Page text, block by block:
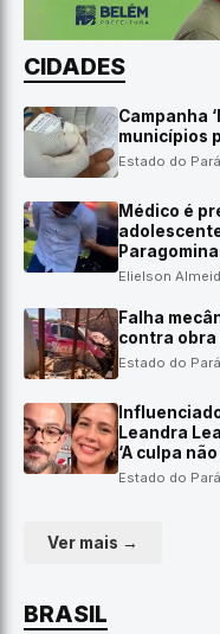
CIDADES
Campanha
municípios
Estado do
Médico é
Elielson
Falha
contra obra
Estado do
Leandra
‘A culpa
Estado do
Ver mais →
BRASIL